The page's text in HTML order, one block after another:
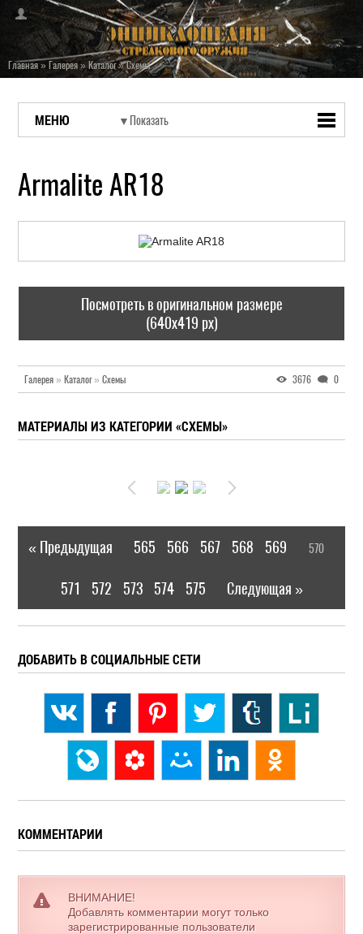
Главная»Галерея»Каталог»Схемы
МЕНЮ
Armalite AR18
Посмотреть в оригинальном размере
(640x419 px)
Галерея » Каталог» Схемы 3676 0
МАТЕРИАЛЫ ИЗ КАТЕГОРИИ «СХЕМЫ»
« Предыдущая 565 566 567 568 569 570
571 572 573 574 575 Следующая »
ДОБАВИТЬ В СОЦИАЛЬНЫЕ СЕТИ
КОММЕНТАРИИ
ВНИМАНИЕ!
Добавлять комментарии могут только
зарегистрированные пользователи